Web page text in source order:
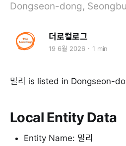
Dongseon-dong,
더로컬로그
19 6월 2026 1 min
밀리 is listed in Dongseon-
Local Entity Data
Entity Name: 밀리